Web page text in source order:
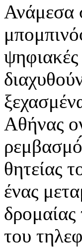
Ανάμεσα
ψηφιακές
Αθήνας
θητείας
ένας
δρομαίας
του